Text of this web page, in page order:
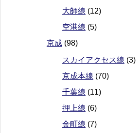
大師線 (12)
空港線 (5)
京成 (98)
スカイアクセス線 (3)
京成本線 (70)
千葉線 (11)
押上線 (6)
金町線 (7)